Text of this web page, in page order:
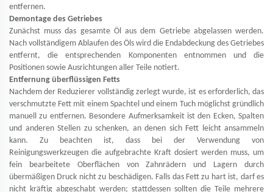
entfernen.
Demontage des Getriebes
Zunächst muss das gesamte Öl aus dem Getriebe abgelassen werden.
Nach vollständigem Ablaufen des Öls wird die Endabdeckung des Getriebes
entfernt, die entsprechenden Komponenten entnommen und die
Positionen sowie Ausrichtungen aller Teile notiert.
Entfernung überflüssigen Fetts
Nachdem der Reduzierer vollständig zerlegt wurde, ist es erforderlich, das
verschmutzte Fett mit einem Spachtel und einem Tuch möglichst gründlich
manuell zu entfernen. Besondere Aufmerksamkeit ist den Ecken, Spalten
und anderen Stellen zu schenken, an denen sich Fett leicht ansammeln
kann. Zu beachten ist, dass bei der Verwendung von
Reinigungswerkzeugen die aufgebrachte Kraft dosiert werden muss, um
fein bearbeitete Oberflächen von Zahnrädern und Lagern durch
übermäßigen Druck nicht zu beschädigen. Falls das Fett zu hart ist, darf es
nicht kräftig abgeschabt werden; stattdessen sollten die Teile mehrere